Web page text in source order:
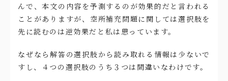
んで、本文の内容を予測するのが効果的だと言われる
ことがありますが、空所補充問題に関しては選択肢を
先に読むのは逆効果だと私は思っています。
なぜなら解答の選択肢から読み取れる情報は少ないで
すし、４つの選択肢のうち３つは間違いなわけです。